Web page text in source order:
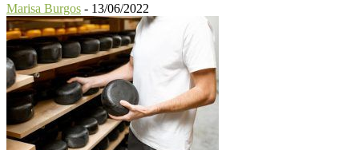
Marisa Burgos - 13/06/2022